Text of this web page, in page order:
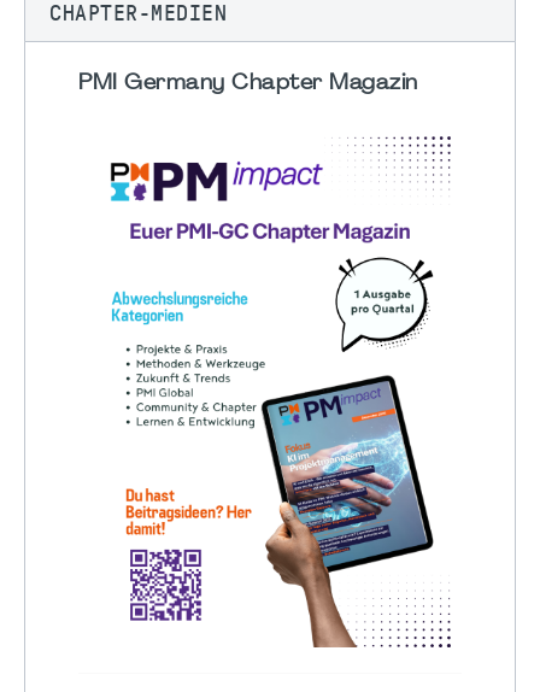
CHAPTER-MEDIEN
PMI Germany Chapter Magazin